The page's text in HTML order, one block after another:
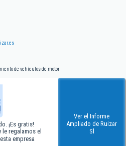
de vehículos de motor
¡Es gratis!
le regalamos el
empresa
Ver el Informe
Ampliado de Ruizar
Sl